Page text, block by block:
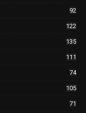
92
122
135
111
74
105
71